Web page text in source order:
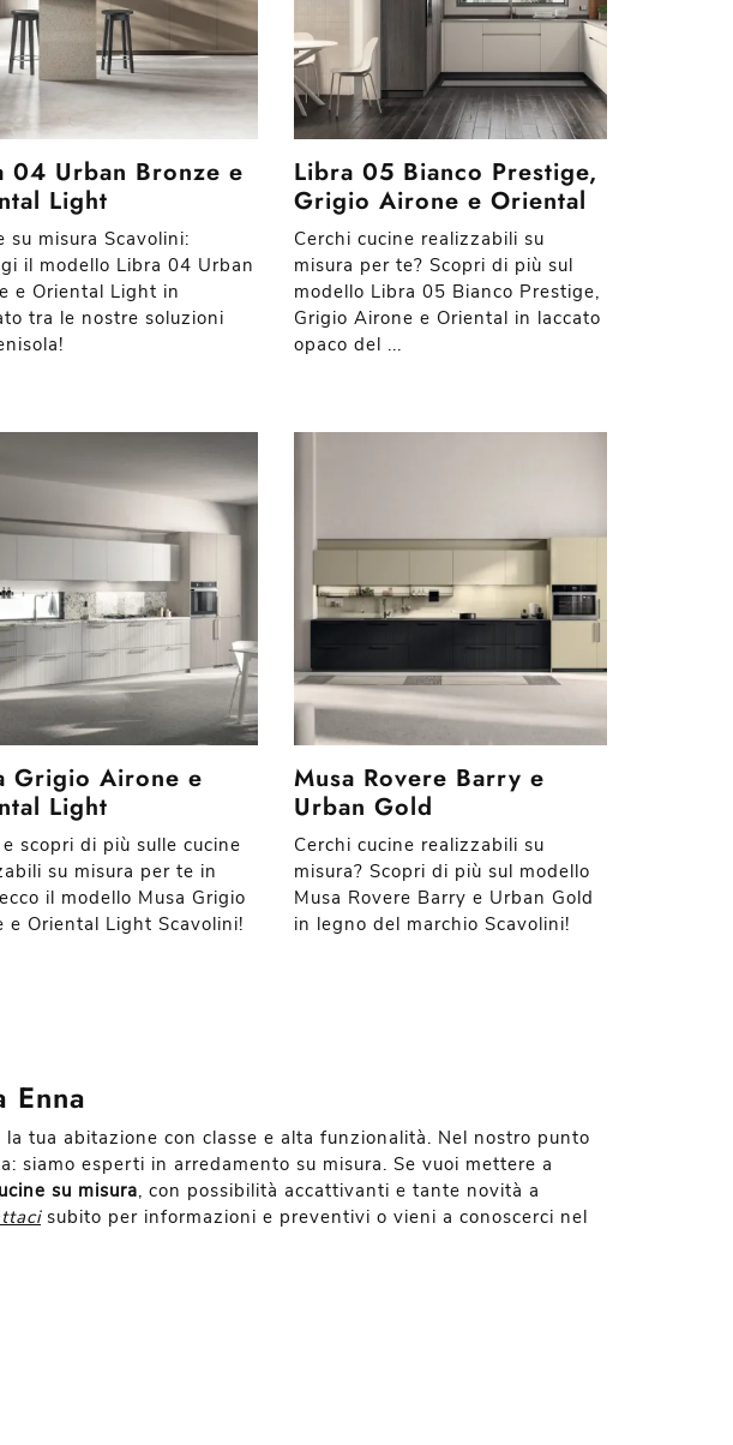
04 Urban Bronze e
Light
su misura Scavolini:
il modello Libra 04 Urban
e Oriental Light in
tra le nostre soluzioni
Libra 05 Bianco Prestige,
Grigio Airone e Oriental
Cerchi cucine realizzabili su
misura per te? Scopri di più sul
modello Libra 05 Bianco Prestige,
Grigio Airone e Oriental in laccato
opaco del ...
Grigio Airone e
Light
e scopri di più sulle cucine
su misura per te in
il modello Musa Grigio
e Oriental Light Scavolini!
Musa Rovere Barry e
Urban Gold
Cerchi cucine realizzabili su
misura? Scopri di più sul modello
Musa Rovere Barry e Urban Gold
in legno del marchio Scavolini!
Enna
tua abitazione con classe e alta funzionalità. Nel nostro punto
siamo esperti in arredamento su misura. Se vuoi mettere a
su misura, con possibilità accattivanti e tante novità a
subito per informazioni e preventivi o vieni a conoscerci nel